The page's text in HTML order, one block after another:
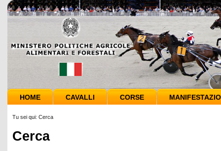
HOME CAVALLI CORSE
Tu sei qui: Cerca
Cerca